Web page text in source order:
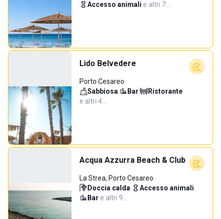
Accesso animali·e altri 7…
Lido Belvedere
Porto Cesareo
Sabbiosa· Bar· Ristorante·
e altri 4…
Acqua Azzurra Beach & Club
La Strea, Porto Cesareo
Doccia calda· Accesso animali·
Bar·e altri 9…